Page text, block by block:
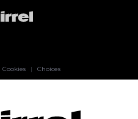
Cookies | Choices